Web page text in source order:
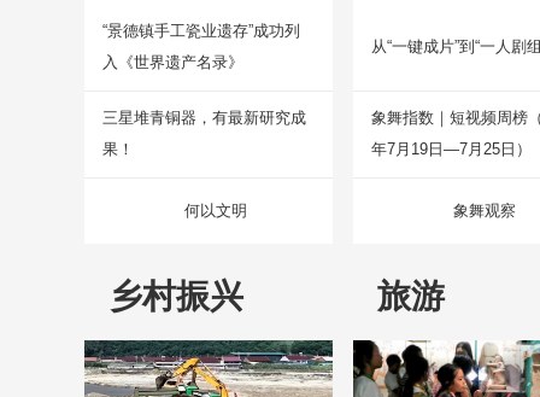
“景德镇手工瓷业遗存”成功列
入《世界遗产名录》
三星堆青铜器，有最新研究成
果！
何以文明
从“一键成片”到“一人剧
象舞指数｜短视频周榜
年7月19日—7月25日）
象舞观察
乡村振兴 旅游